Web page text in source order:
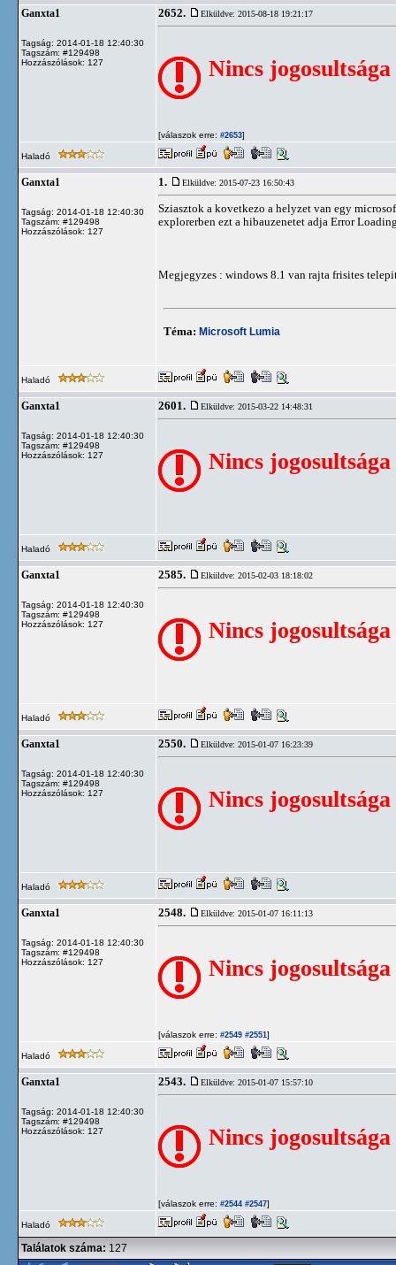
Ganxta1
Tagság: 2014-01-18 12:40:30
Tagszám: #129498
Hozzászólások: 127
2652. Elküldve: 2015-08-18 19:21:17
Nincs
[válaszok erre: #2653]
Haladó
Ganxta1
Tagság: 2014-01-18 12:40:30
Tagszám: #129498
Hozzászólások: 127
1. Elküldve: 2015-07-23 16:50:43
Sziasztok a kovetkezo a helyzet van egy
explorerben ezt a hibauzenetet adja Error
Megjegyzes : windows 8.1 van rajta frisites
Téma: Microsoft Lumia
Haladó
Ganxta1
Tagság: 2014-01-18 12:40:30
Tagszám: #129498
Hozzászólások: 127
2601. Elküldve: 2015-03-22 14:48:31
Nincs
Haladó
Ganxta1
Tagság: 2014-01-18 12:40:30
Tagszám: #129498
Hozzászólások: 127
2585. Elküldve: 2015-02-03 18:18:02
Nincs
Haladó
Ganxta1
Tagság: 2014-01-18 12:40:30
Tagszám: #129498
Hozzászólások: 127
2550. Elküldve: 2015-01-07 16:23:39
Nincs
Haladó
Ganxta1
Tagság: 2014-01-18 12:40:30
Tagszám: #129498
Hozzászólások: 127
2548. Elküldve: 2015-01-07 16:11:13
Nincs
[válaszok erre: #2549 #2551]
Haladó
Ganxta1
Tagság: 2014-01-18 12:40:30
Tagszám: #129498
Hozzászólások: 127
2543. Elküldve: 2015-01-07 15:57:10
Nincs
[válaszok erre: #2544 #2547]
Haladó
Találatok száma: 127